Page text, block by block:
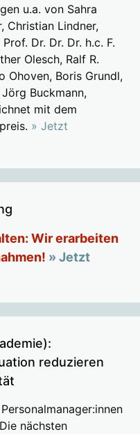
u.a. von Sahra
Christian Lindner,
Dr. Dr. Dr. h.c. F.
Olesch, Ralf R.
Ohoven, Boris Grundl,
Buckmann,
mit dem
» Jetzt
Wir erarbeiten
» Jetzt
reduzieren
nächsten